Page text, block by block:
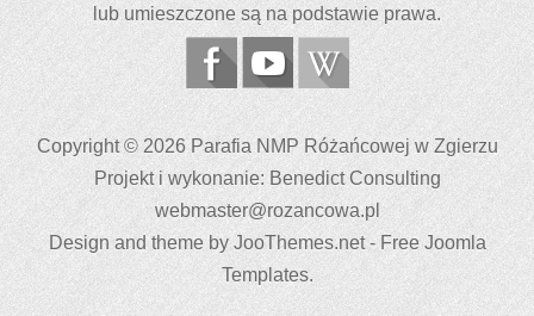
lub umieszczone są na podstawie prawa.
Copyright © 2026 Parafia NMP Różańcowej w Zgierzu
Projekt i wykonanie: Benedict Consulting
webmaster@rozancowa.pl
Design and theme by JooThemes.net -Free Joomla
Templates.